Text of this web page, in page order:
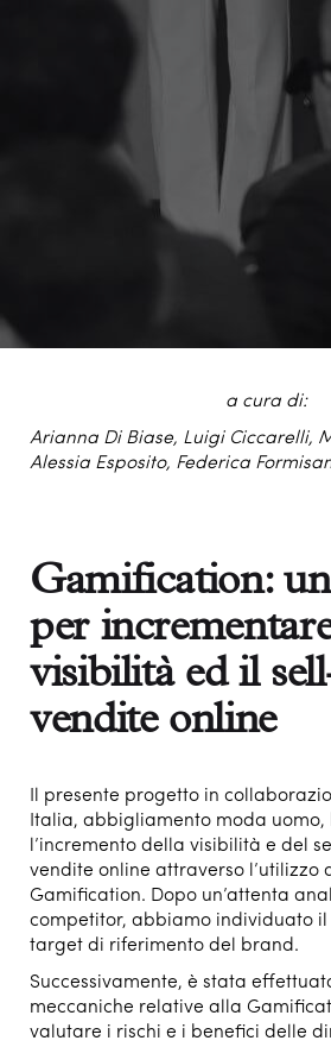
a cura di:
Arianna Di Biase, Luigi Ciccarelli,
Alessia Esposito, Federica
Gamification:
per
visibilità ed il
vendite online
Il presente progetto in
Italia, abbigliamento moda uomo,
l’incremento della visibilità e del
vendite online attraverso l’utilizzo
Gamification. Dopo un’attenta
competitor, abbiamo individuato il
target di riferimento del brand.
Successivamente, è stata
meccaniche relative alla
valutare i rischi e i benefici delle